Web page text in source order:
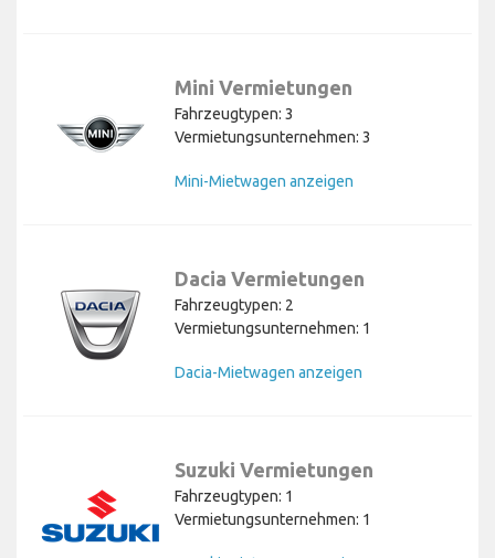
Mini Vermietungen
Fahrzeugtypen: 3
Vermietungsunternehmen: 3
Mini-Mietwagen anzeigen
Dacia Vermietungen
Fahrzeugtypen: 2
Vermietungsunternehmen: 1
Dacia-Mietwagen anzeigen
Suzuki Vermietungen
Fahrzeugtypen: 1
Vermietungsunternehmen: 1